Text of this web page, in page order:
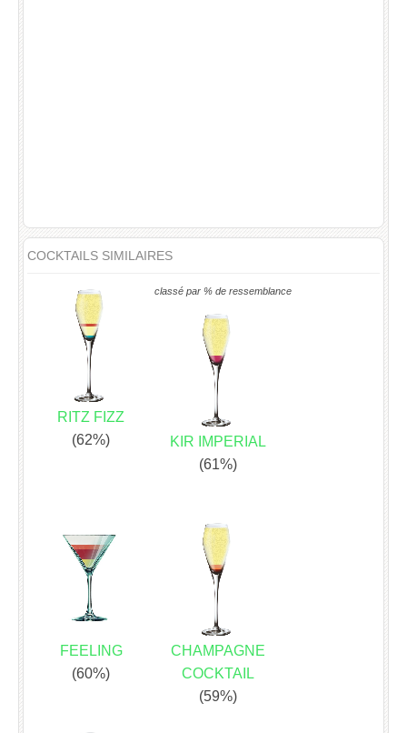
COCKTAILS SIMILAIRES
classé par % de ressemblance
RITZ FIZZ
(62%)
KIR IMPERIAL
(61%)
FEELING
(60%)
CHAMPAGNE
COCKTAIL
(59%)